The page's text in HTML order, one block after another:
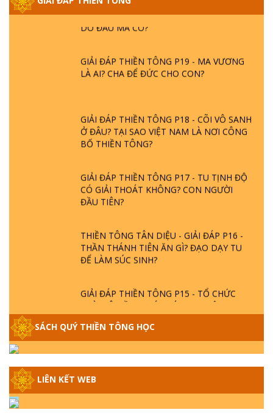
GIẢI ĐÁP THIỀN TÔNG P19 - MA VƯƠNG
LÀ AI? CHA ĐỂ ĐỨC CHO CON?
GIẢI ĐÁP THIỀN TÔNG P18 - CÕI VÔ SANH
Ở ĐÂU? TẠI SAO VIỆT NAM LÀ NƠI CÔNG
BỐ THIỀN TÔNG?
GIẢI ĐÁP THIỀN TÔNG P17 - TU TỊNH ĐỘ
CÓ GIẢI THOÁT KHÔNG? CON NGƯỜI
ĐẦU TIÊN?
THIỀN TÔNG TÂN DIỆU - GIẢI ĐÁP P16 -
THẦN THÁNH TIÊN ĂN GÌ? ĐẠO DẠY TU
ĐỂ LÀM SÚC SINH?
GIẢI ĐÁP THIỀN TÔNG P15 - TỔ CHỨC
LOÀI CÔ HỒN - GIÁO LÝ ĐẠO PHẬT KHI
NÀO XUẤT BẢN
SÁCH QUÝ THIỀN TÔNG HỌC
LIÊN KẾT WEB